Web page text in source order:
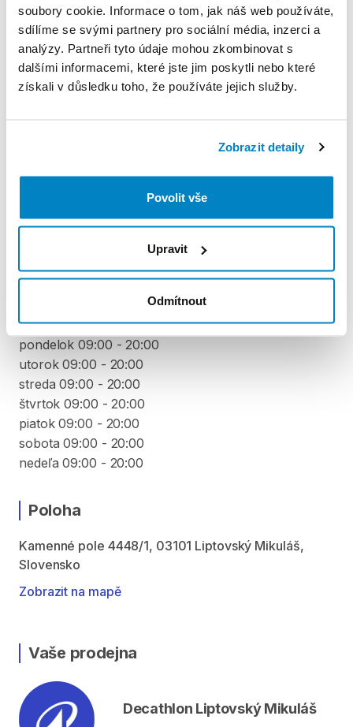
soubory cookie. Informace o tom, jak náš web používáte,
sdílíme se svými partnery pro sociální média, inzerci a
analýzy. Partneři tyto údaje mohou zkombinovat s
dalšími informacemi, které jste jim poskytli nebo které
získali v důsledku toho, že používáte jejich služby.
Zobrazit detaily
Povolit vše
Upravit
Odmítnout
hľadajú dobrý kompromis medzi presnosťou a
výkonom v každej dĺžke oblúka.
V cene pôžičky lyží sú zahrnuté paličky.
Pravidla Decathlon Rent
PODMÍNKY
pondelok 09:00 - 20:00
utorok 09:00 - 20:00
streda 09:00 - 20:00
štvrtok 09:00 - 20:00
piatok 09:00 - 20:00
sobota 09:00 - 20:00
nedeľa 09:00 - 20:00
Poloha
Kamenné pole 4448/1, 03101 Liptovský Mikuláš,
Slovensko
Zobrazit na mapě
Vaše prodejna
Decathlon Liptovský Mikuláš